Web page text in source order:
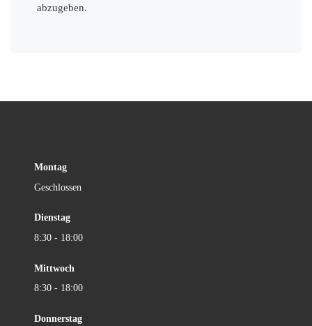
abzugeben.
Montag
Geschlossen
Dienstag
8:30 - 18:00
Mittwoch
8:30 - 18:00
Donnerstag